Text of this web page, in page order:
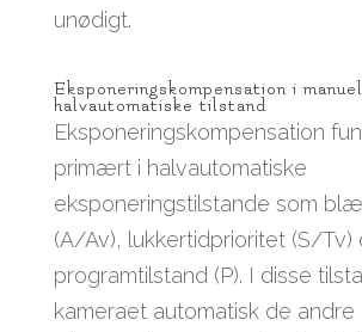
unødigt.
Eksponeringskompensation i
halvautomatiske tilstand
Eksponeringskompensation
primært i halvautomatiske
eksponeringstilstande som
(A/Av), lukkertidprioritet (S/Tv)
programtilstand (P). I disse
kameraet automatisk de andre